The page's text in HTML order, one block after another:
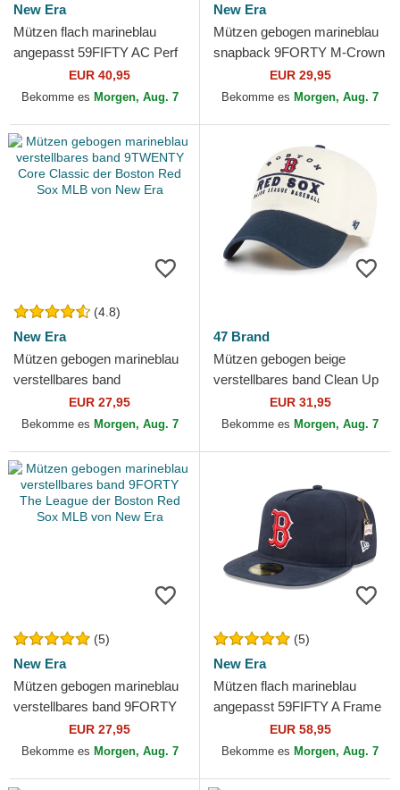
New Era
Mützen flach marineblau
angepasst 59FIFTY AC Perf
der Boston Red Sox MLB
von New Era
EUR 40,95
Bekomme es Morgen, Aug. 7
New Era
Mützen gebogen marineblau
snapback 9FORTY M-Crown
Player Replica der Boston
Red Sox MLB von New Era
EUR 29,95
Bekomme es Morgen, Aug. 7
(4.8)
New Era
Mützen gebogen marineblau
verstellbares band
9TWENTY Core Classic der
Boston Red Sox MLB von
EUR 27,95
Bekomme es Morgen, Aug. 7
47 Brand
Mützen gebogen beige
verstellbares band Clean Up
Windham der Boston Red
Sox MLB von 47 Brand
EUR 31,95
Bekomme es Morgen, Aug. 7
(5)
New Era
Mützen gebogen marineblau
verstellbares band 9FORTY
The League der Boston Red
Sox MLB von New Era
EUR 27,95
Bekomme es Morgen, Aug. 7
(5)
New Era
Mützen flach marineblau
angepasst 59FIFTY A Frame
Championship Side Flag der
Boston Red Sox MLB...
EUR 58,95
Bekomme es Morgen, Aug. 7